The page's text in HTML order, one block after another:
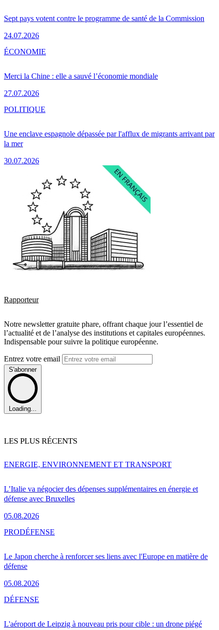
Sept pays votent contre le programme de santé de la Commission
24.07.2026
Merci la Chine : elle a sauvé l’économie mondiale
27.07.2026
ÉCONOMIE
Une enclave espagnole dépassée par l'afflux de migrants arrivant par
la mer
30.07.2026
POLITIQUE
Rapporteur
Notre newsletter gratuite phare, offrant chaque jour l’essentiel de
l’actualité et de l’analyse des institutions et capitales européennes.
Indispensable pour suivre la politique européenne.
Entrez votre email
S'abonner
Loading...
LES PLUS RÉCENTS
L’Italie va négocier des dépenses supplémentaires en énergie et
défense avec Bruxelles
05.08.2026
ENERGIE, ENVIRONNEMENT ET TRANSPORT
Le Japon cherche à renforcer ses liens avec l'Europe en matière de
défense
05.08.2026
PRODÉFENSE
L'aéroport de Leipzig à nouveau pris pour cible : un drone piégé
DÉFENSE